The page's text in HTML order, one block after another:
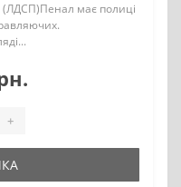
має полиці
+